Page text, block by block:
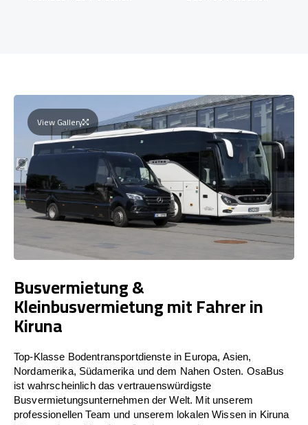
View Gallery
Busvermietung &
Kleinbusvermietung mit Fahrer in
Kiruna
Top-Klasse Bodentransportdienste in Europa, Asien,
Nordamerika, Südamerika und dem Nahen Osten. OsaBus
ist wahrscheinlich das vertrauenswürdigste
Busvermietungsunternehmen der Welt. Mit unserem
professionellen Team und unserem lokalen Wissen in Kiruna